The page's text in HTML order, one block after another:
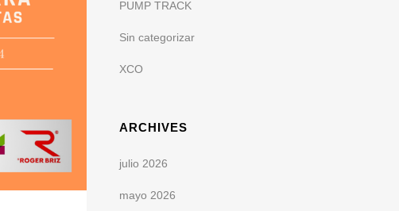
PUMP TRACK
Sin categorizar
XCO
ARCHIVES
julio 2026
mayo 2026